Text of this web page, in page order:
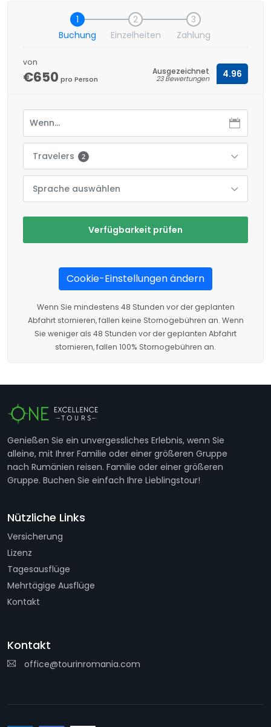
1
Buchung
2
Einzelheiten
3
Zahlung
von
€650 pro Person
Ausgezeichnet
23 Bewertungen 4.96
Travelers 2
Sprache auswählen
Verfügbarkeit prüfen
Cookie-Einstellungen ändern
Wenn Sie mindestens 48 Stunden vor der geplanten
Abfahrt stornieren, fallen keine Stornogebühren an. Wenn
Sie weniger als 48 Stunden vor der geplanten Abfahrt
stornieren, fallen 100% Stornogebühren an.
Genießen Sie ein unvergessliches Erlebnis, wenn Sie
alleine, mit Ihrer Familie oder einer größeren Gruppe
nach Rumänien reisen. Familie oder einer größeren
Gruppe. Buchen Sie einfach Ihre Lieblingstour!
Nützliche Links
Versicherung
Lizenz
Tagesausflüge
Mehrtägige Ausflüge
Kontakt
Kontakt
office@tourinromania.com